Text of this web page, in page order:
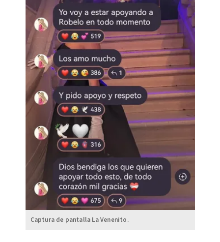
Captura de pantalla La Venenito.